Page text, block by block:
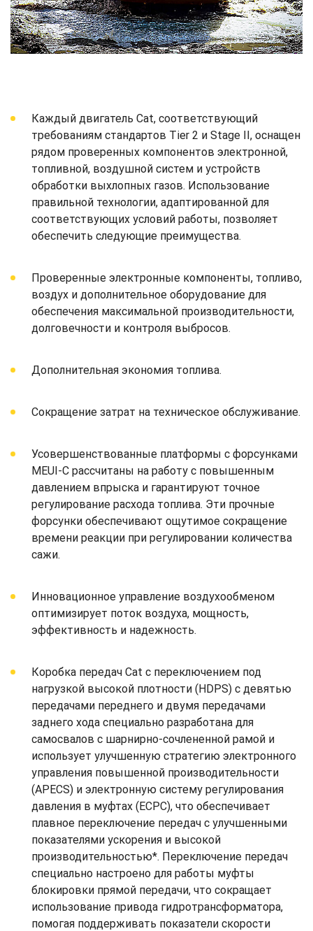
Каждый двигатель Cat, соответствующий
требованиям стандартов Tier 2 и Stage II, оснащен
рядом проверенных компонентов электронной,
топливной, воздушной систем и устройств
обработки выхлопных газов. Использование
правильной технологии, адаптированной для
соответствующих условий работы, позволяет
обеспечить следующие преимущества.
Проверенные электронные компоненты, топливо,
воздух и дополнительное оборудование для
обеспечения максимальной производительности,
долговечности и контроля выбросов.
Дополнительная экономия топлива.
Сокращение затрат на техническое обслуживание.
Усовершенствованные платформы с форсунками
MEUI-C рассчитаны на работу с повышенным
давлением впрыска и гарантируют точное
регулирование расхода топлива. Эти прочные
форсунки обеспечивают ощутимое сокращение
времени реакции при регулировании количества
сажи.
Инновационное управление воздухообменом
оптимизирует поток воздуха, мощность,
эффективность и надежность.
Коробка передач Cat с переключением под
нагрузкой высокой плотности (HDPS) с девятью
передачами переднего и двумя передачами
заднего хода специально разработана для
самосвалов с шарнирно-сочлененной рамой и
использует улучшенную стратегию электронного
управления повышенной производительности
(APECS) и электронную систему регулирования
давления в муфтах (ECPC), что обеспечивает
плавное переключение передач с улучшенными
показателями ускорения и высокой
производительностью*. Переключение передач
специально настроено для работы муфты
блокировки прямой передачи, что сокращает
использование привода гидротрансформатора,
помогая поддерживать показатели скорости